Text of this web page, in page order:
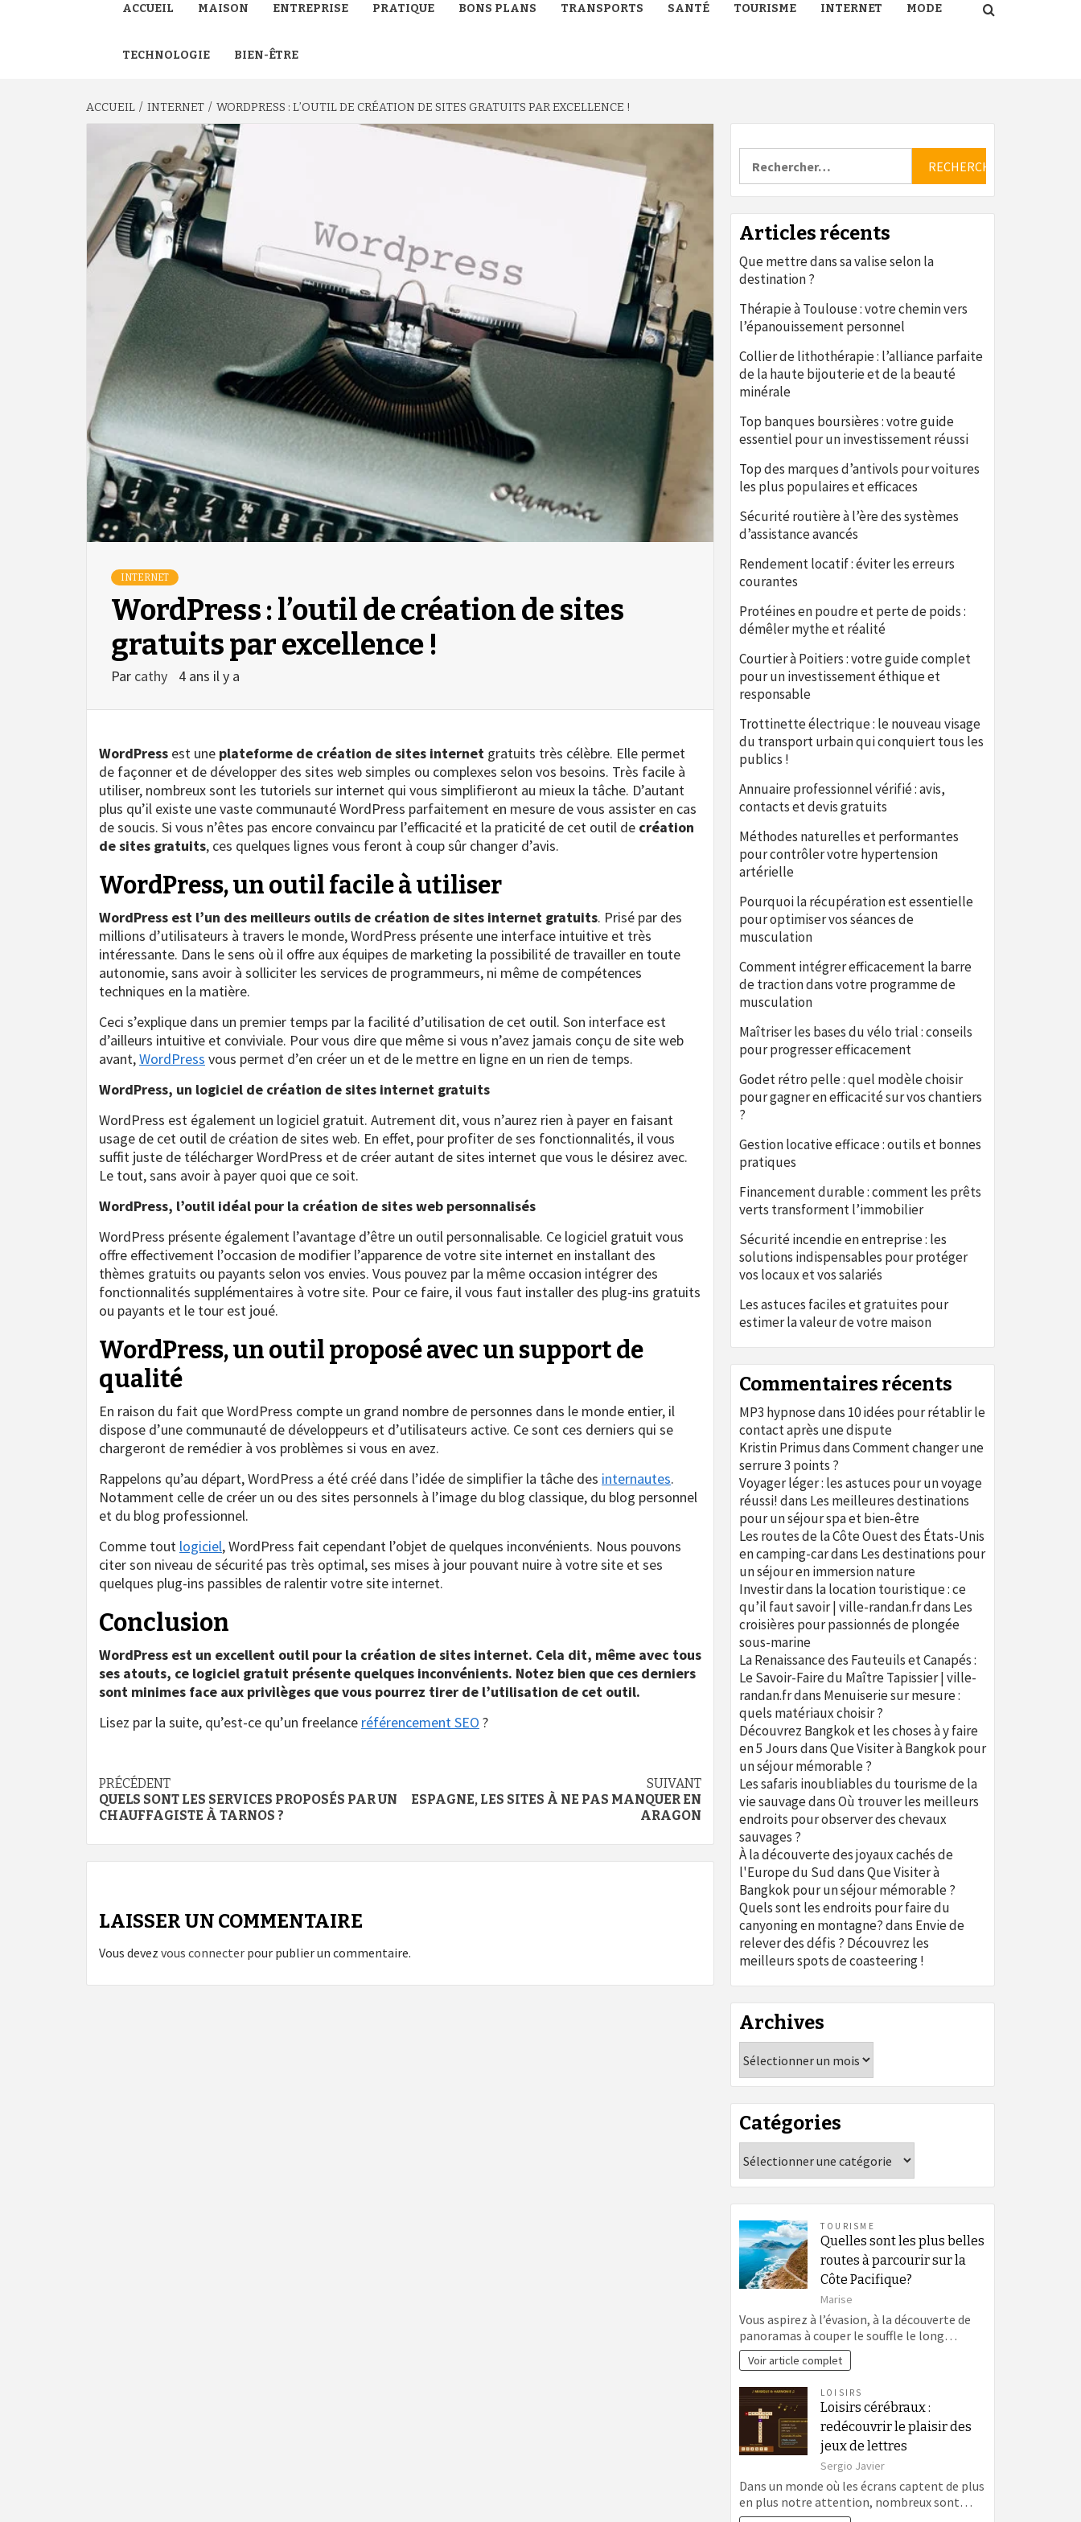
ACCUEIL MAISON ENTREPRISE PRATIQUE BONS PLANS TRANSPORTS SANTÉ TOURISME INTERNET MODE
TECHNOLOGIE BIEN-ÊTRE
ACCUEIL INTERNET WORDPRESS : L’OUTIL DE CRÉATION DE SITES GRATUITS PAR EXCELLENCE !
INTERNET
WordPress : l’outil de création de sites
gratuits par excellence !
Par cathy 4 ans il y a
WordPress est une plateforme de création de sites internet gratuits très célèbre. Elle permet
de façonner et de développer des sites web simples ou complexes selon vos besoins. Très facile à
utiliser, nombreux sont les tutoriels sur internet qui vous simplifieront au mieux la tâche. D’autant
plus qu’il existe une vaste communauté WordPress parfaitement en mesure de vous assister en cas
de soucis. Si vous n’êtes pas encore convaincu par l’efficacité et la praticité de cet outil de création
de sites gratuits, ces quelques lignes vous feront à coup sûr changer d’avis.
WordPress, un outil facile à utiliser
WordPress est l’un des meilleurs outils de création de sites internet gratuits. Prisé par des
millions d’utilisateurs à travers le monde, WordPress présente une interface intuitive et très
intéressante. Dans le sens où il offre aux équipes de marketing la possibilité de travailler en toute
autonomie, sans avoir à solliciter les services de programmeurs, ni même de compétences
techniques en la matière.
Ceci s’explique dans un premier temps par la facilité d’utilisation de cet outil. Son interface est
d’ailleurs intuitive et conviviale. Pour vous dire que même si vous n’avez jamais conçu de site web
avant,WordPress vous permet d’en créer un et de le mettre en ligne en un rien de temps.
WordPress, un logiciel de création de sites internet gratuits
WordPress est également un logiciel gratuit. Autrement dit, vous n’aurez rien à payer en faisant
usage de cet outil de création de sites web. En effet, pour profiter de ses fonctionnalités, il vous
suffit juste de télécharger WordPress et de créer autant de sites internet que vous le désirez avec.
Le tout, sans avoir à payer quoi que ce soit.
WordPress, l’outil idéal pour la création de sites web personnalisés
WordPress présente également l’avantage d’être un outil personnalisable. Ce logiciel gratuit vous
offre effectivement l’occasion de modifier l’apparence de votre site internet en installant des
thèmes gratuits ou payants selon vos envies. Vous pouvez par la même occasion intégrer des
fonctionnalités supplémentaires à votre site. Pour ce faire, il vous faut installer des plug-ins gratuits
ou payants et le tour est joué.
WordPress, un outil proposé avec un support de
qualité
En raison du fait que WordPress compte un grand nombre de personnes dans le monde entier, il
dispose d’une communauté de développeurs et d’utilisateurs active. Ce sont ces derniers qui se
chargeront de remédier à vos problèmes si vous en avez.
Rappelons qu’au départ, WordPress a été créé dans l’idée de simplifier la tâche des internautes.
Notamment celle de créer un ou des sites personnels à l’image du blog classique, du blog personnel
et du blog professionnel.
Comme tout logiciel, WordPress fait cependant l’objet de quelques inconvénients. Nous pouvons
citer son niveau de sécurité pas très optimal, ses mises à jour pouvant nuire à votre site et ses
quelques plug-ins passibles de ralentir votre site internet.
Conclusion
WordPress est un excellent outil pour la création de sites internet. Cela dit, même avec tous
ses atouts, ce logiciel gratuit présente quelques inconvénients. Notez bien que ces derniers
sont minimes face aux privilèges que vous pourrez tirer de l’utilisation de cet outil.
Lisez par la suite, qu’est-ce qu’un freelance référencement SEO ?
Navigation
d’article
PRÉCÉDENT
QUELS SONT LES SERVICES PROPOSÉS PAR UN
CHAUFFAGISTE À TARNOS ?
SUIVANT
ESPAGNE, LES SITES À NE PAS MANQUER EN
ARAGON
LAISSER UN COMMENTAIRE
Vous devez vous connecter pour publier un commentaire.
Articles récents
Que mettre dans sa valise selon la
destination ?
Thérapie à Toulouse : votre chemin vers
l’épanouissement personnel
Collier de lithothérapie : l’alliance parfaite
de la haute bijouterie et de la beauté
minérale
Top banques boursières : votre guide
essentiel pour un investissement réussi
Top des marques d’antivols pour voitures
les plus populaires et efficaces
Sécurité routière à l’ère des systèmes
d’assistance avancés
Rendement locatif : éviter les erreurs
courantes
Protéines en poudre et perte de poids :
démêler mythe et réalité
Courtier à Poitiers : votre guide complet
pour un investissement éthique et
responsable
Trottinette électrique : le nouveau visage
du transport urbain qui conquiert tous les
publics !
Annuaire professionnel vérifié : avis,
contacts et devis gratuits
Méthodes naturelles et performantes
pour contrôler votre hypertension
artérielle
Pourquoi la récupération est essentielle
pour optimiser vos séances de
musculation
Comment intégrer efficacement la barre
de traction dans votre programme de
musculation
Maîtriser les bases du vélo trial : conseils
pour progresser efficacement
Godet rétro pelle : quel modèle choisir
pour gagner en efficacité sur vos chantiers
?
Gestion locative efficace : outils et bonnes
pratiques
Financement durable : comment les prêts
verts transforment l’immobilier
Sécurité incendie en entreprise : les
solutions indispensables pour protéger
vos locaux et vos salariés
Les astuces faciles et gratuites pour
estimer la valeur de votre maison
Commentaires récents
MP3 hypnosedans 10 idées pour rétablir le
contact après une dispute
Kristin PrimusdansComment changer une
serrure 3 points ?
Voyager léger : les astuces pour un voyage
réussi!dans Les meilleures destinations
pour un séjour spa et bien-être
Les routes de la Côte Ouest des États-Unis
en camping-cardans Les destinations pour
un séjour en immersion nature
Investir dans la location touristique : ce
qu’il faut savoir | ville-randan.frdans Les
croisières pour passionnés de plongée
sous-marine
La Renaissance des Fauteuils et Canapés :
Le Savoir-Faire du Maître Tapissier | ville-
randan.frdans Menuiserie sur mesure :
quels matériaux choisir ?
Découvrez Bangkok et les choses à y faire
en 5 JoursdansQue Visiter à Bangkok pour
un séjour mémorable ?
Les safaris inoubliables du tourisme de la
vie sauvagedansOù trouver les meilleurs
endroits pour observer des chevaux
sauvages ?
À la découverte des joyaux cachés de
l'Europe du SuddansQue Visiter à
Bangkok pour un séjour mémorable ?
Quels sont les endroits pour faire du
canyoning en montagne?dans Envie de
relever des défis ? Découvrez les
meilleurs spots de coasteering !
Archives
Catégories
TOURISME
Quelles sont les plus belles
routes à parcourir sur la
Côte Pacifique?
Marise
Vous aspirez à l’évasion, à la découverte de
panoramas à couper le souffle le long…
Voir article complet
LOISIRS
Loisirs cérébraux :
redécouvrir le plaisir des
jeux de lettres
Sergio Javier
Dans un monde où les écrans captent de plus
en plus notre attention, nombreux sont…